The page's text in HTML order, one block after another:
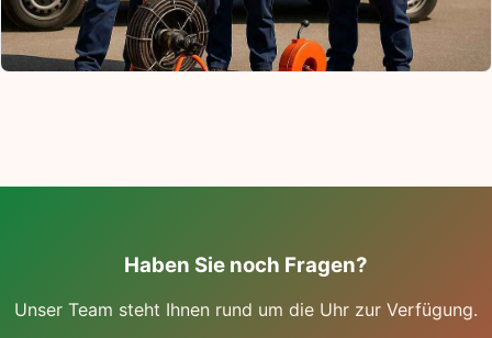
Haben Sie noch Fragen?
Unser Team steht Ihnen rund um die Uhr zur Verfügung.